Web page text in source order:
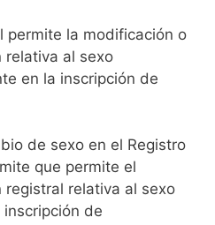
permite la modificación o
relativa al sexo
en la inscripción de
de sexo en el Registro
que permite el
relativa al sexo
de